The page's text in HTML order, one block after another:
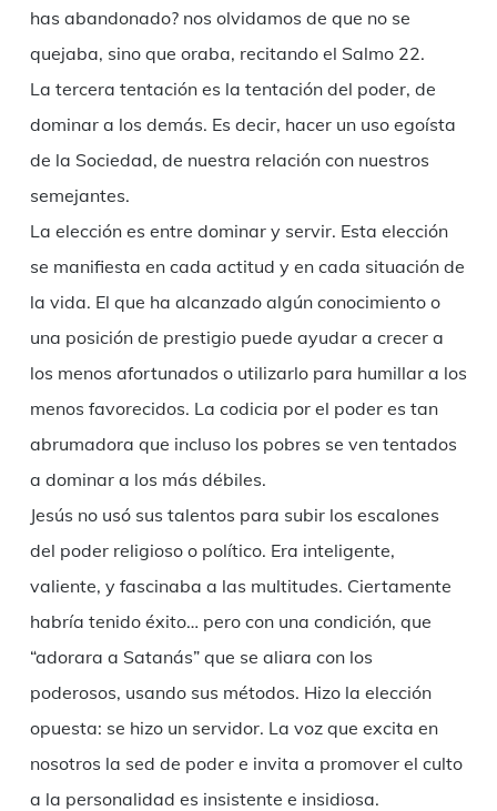
has abandonado? nos olvidamos de que no se
quejaba, sino que oraba, recitando el Salmo 22.
La tercera tentación es la tentación del poder, de
dominar a los demás. Es decir, hacer un uso egoísta
de la Sociedad, de nuestra relación con nuestros
semejantes.
La elección es entre dominar y servir. Esta elección
se manifiesta en cada actitud y en cada situación de
la vida. El que ha alcanzado algún conocimiento o
una posición de prestigio puede ayudar a crecer a
los menos afortunados o utilizarlo para humillar a los
menos favorecidos. La codicia por el poder es tan
abrumadora que incluso los pobres se ven tentados
a dominar a los más débiles.
Jesús no usó sus talentos para subir los escalones
del poder religioso o político. Era inteligente,
valiente, y fascinaba a las multitudes. Ciertamente
habría tenido éxito… pero con una condición, que
“adorara a Satanás” que se aliara con los
poderosos, usando sus métodos. Hizo la elección
opuesta: se hizo un servidor. La voz que excita en
nosotros la sed de poder e invita a promover el culto
a la personalidad es insistente e insidiosa.